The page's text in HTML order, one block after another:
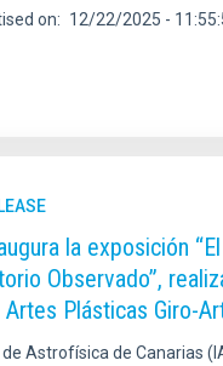
on 12/22/2025 -
la exposición “El
Observado”,
Plásticas Giro-
Astrofísica de Canarias